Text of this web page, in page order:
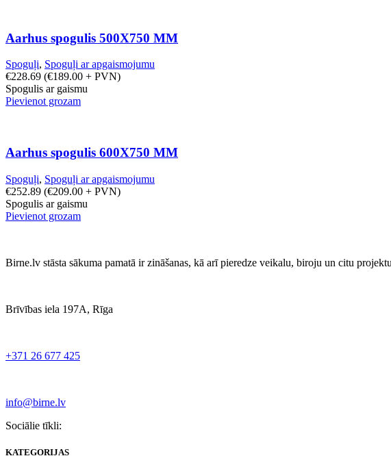
Aarhus spogulis 500X750 MM
Spoguļi, Spoguļi ar apgaismojumu
€228.69 (€189.00 + PVN)
Spogulis ar gaismu
Pievienot grozam
Aarhus spogulis 600X750 MM
Spoguļi, Spoguļi ar apgaismojumu
€252.89 (€209.00 + PVN)
Spogulis ar gaismu
Pievienot grozam
Birne.lv stāsta sākuma pamatā ir zināšanas, kā arī pieredze veikalu, biroju un citu
Brīvības iela 197A, Rīga
+371 26 677 425
info@birne.lv
Sociālie tīkli:
KATEGORIJAS